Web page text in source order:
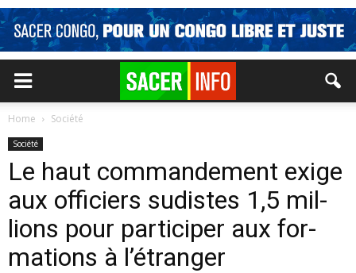
Home Société
Société
Le haut com­man­de­ment exige
aux of­fi­ciers su­distes 1,5 mil­
lions pour par­ti­ci­per aux for­
ma­tions à l’étran­ger